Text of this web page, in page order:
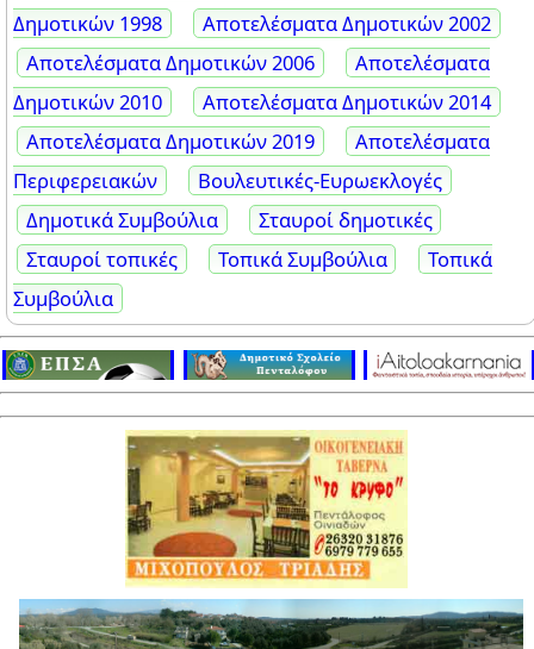
Δημοτικών 1998
Αποτελέσματα Δημοτικών 2002
Αποτελέσματα Δημοτικών 2006
Αποτελέσματα
Δημοτικών 2010
Αποτελέσματα Δημοτικών 2014
Αποτελέσματα Δημοτικών 2019
Αποτελέσματα
Περιφερειακών
Βουλευτικές-Ευρωεκλογές
Δημοτικά Συμβούλια
Σταυροί δημοτικές
Σταυροί τοπικές
Τοπικά Συμβούλια
Τοπικά
Συμβούλια